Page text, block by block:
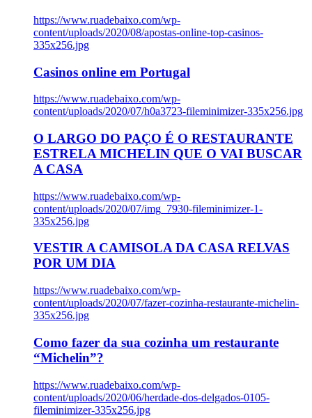
https://www.ruadebaixo.com/wp-
content/uploads/2020/08/apostas-online-top-casinos-
335x256.jpg
Casinos online em Portugal
https://www.ruadebaixo.com/wp-
content/uploads/2020/07/h0a3723-fileminimizer-335x256.jpg
O LARGO DO PAÇO É O RESTAURANTE
ESTRELA MICHELIN QUE O VAI BUSCAR
A CASA
https://www.ruadebaixo.com/wp-
content/uploads/2020/07/img_7930-fileminimizer-1-
335x256.jpg
VESTIR A CAMISOLA DA CASA RELVAS
POR UM DIA
https://www.ruadebaixo.com/wp-
content/uploads/2020/07/fazer-cozinha-restaurante-michelin-
335x256.jpg
Como fazer da sua cozinha um restaurante
“Michelin”?
https://www.ruadebaixo.com/wp-
content/uploads/2020/06/herdade-dos-delgados-0105-
fileminimizer-335x256.jpg